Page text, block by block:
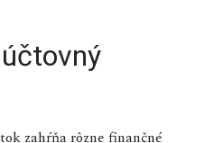
zahŕňa rôzne finančné